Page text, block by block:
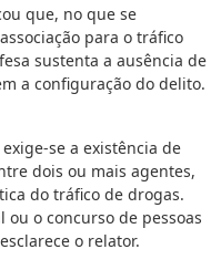
que, no que se
para o tráfico
sustenta a ausência de
a configuração do delito.
se a existência de
dois ou mais agentes,
do tráfico de drogas.
ou o concurso de pessoas
o relator.